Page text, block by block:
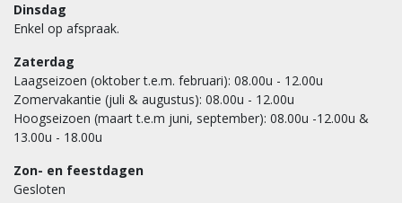
Dinsdag
Enkel op afspraak.
Zaterdag
Laagseizoen (oktober t.e.m. februari): 08.00u - 12.00u
Zomervakantie (juli & augustus): 08.00u - 12.00u
Hoogseizoen (maart t.e.m juni, september): 08.00u -12.00u &
13.00u - 18.00u
Zon- en feestdagen
Gesloten